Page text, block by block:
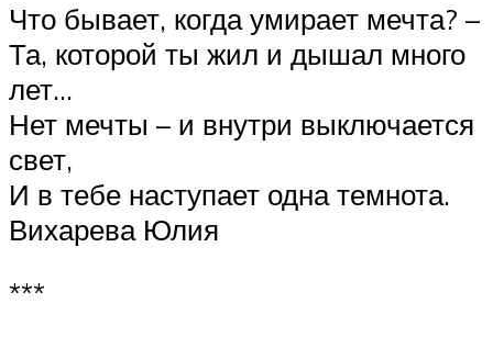
Что бывает, когда умирает мечта? –
Та, которой ты жил и дышал много
лет…
Нет мечты – и внутри выключается
свет,
И в тебе наступает одна темнота.
Вихарева Юлия
***